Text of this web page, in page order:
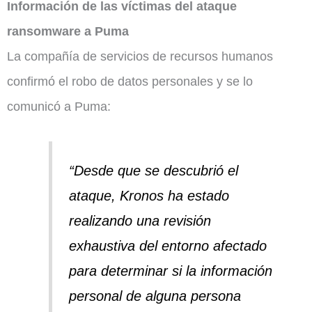
Información de las víctimas del ataque
ransomware a Puma
La compañía de servicios de recursos humanos
confirmó el robo de datos personales y se lo
comunicó a Puma:
“Desde que se descubrió el
ataque, Kronos ha estado
realizando una revisión
exhaustiva del entorno afectado
para determinar si la información
personal de alguna persona